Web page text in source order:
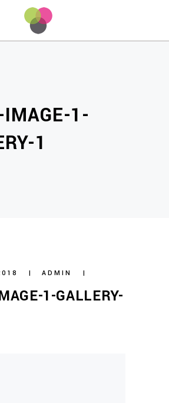
IMAGE-1-
1
ADMIN
1-GALLERY-